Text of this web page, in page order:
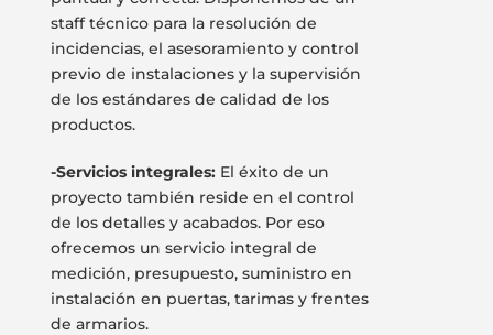
staff técnico para la resolución de
incidencias, el asesoramiento y control
previo de instalaciones y la supervisión
de los estándares de calidad de los
productos.
-Servicios integrales:El éxito de un
proyecto también reside en el control
de los detalles y acabados. Por eso
ofrecemos un servicio integral de
medición, presupuesto, suministro en
instalación en puertas, tarimas y frentes
de armarios.